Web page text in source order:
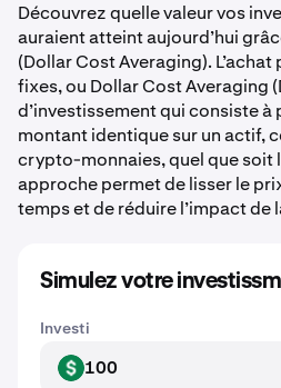
Découvrez quelle valeur vos
auraient atteint aujourd’hui
(Dollar Cost Averaging).
fixes, ou Dollar Cost Averaging
d’investissement qui consiste
montant identique sur un actif,
crypto-monnaies, quel que soit
approche permet de lisser le
temps et de réduire l’impact de
Simulez votre
Investi
USD 100